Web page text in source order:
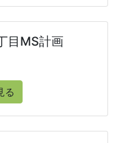
目MS計画
る